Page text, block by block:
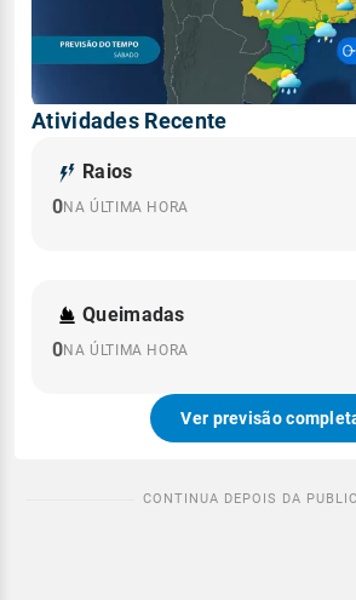
Atividades Recente
Raios
0NA ÚLTIMA HORA
Queimadas
0NA ÚLTIMA HORA
Ver previsão